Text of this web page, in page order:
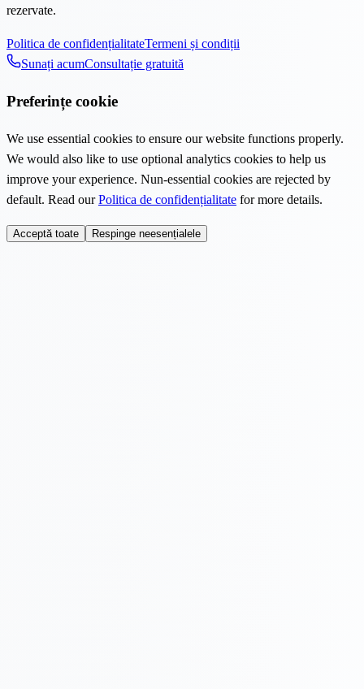
rezervate.
Politica de confidențialitateTermeni și condiții
Sunați acumConsultație gratuită
Preferințe cookie
We use essential cookies to ensure our website functions properly.
We would also like to use optional analytics cookies to help us
improve your experience. Nun-essential cookies are rejected by
default. Read ourPolitica de confidențialitate for more details.
Acceptă toate Respinge neesențialele